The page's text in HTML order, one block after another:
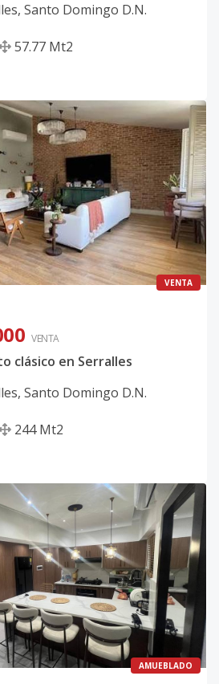
, Santo Domingo D.N.
57.77 Mt2
VENTA
VENTA
clásico en Serralles
, Santo Domingo D.N.
244 Mt2
AMUEBLADO